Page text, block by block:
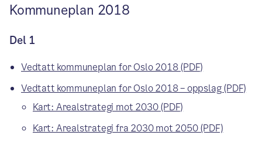
Kommuneplan 2018
Del 1
Vedtatt kommuneplan for Oslo 2018 (PDF)
Vedtatt kommuneplan for Oslo 2018 – oppslag (PDF)
Kart: Arealstrategi mot 2030 (PDF)
Kart: Arealstrategi fra 2030 mot 2050 (PDF)